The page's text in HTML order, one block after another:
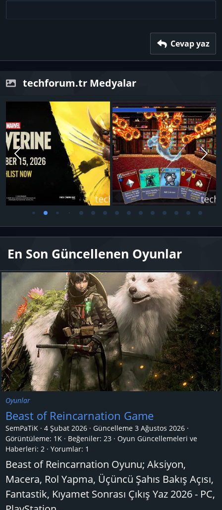
Cevap yaz
techforum.tr Medyalar
En Son Güncellenen Oyunlar
Oyunlar
Beast of Reincarnation Game
SemPaTiK 4 Şubat 2026 Güncelleme 3 Ağustos 2026
Görüntüleme: 1K
Beğeniler: 23
Oyun Güncellemeleri ve
Haberleri: 2 Yorumlar: 1
Beast of Reincarnation Oyunu; Aksiyon,
Macera, Rol Yapma, Üçüncü Şahıs Bakış Açısı,
Fantastik, Kıyamet Sonrası Çıkış Yaz 2026 - PC,